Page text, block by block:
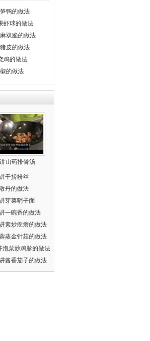
鸭的做法
虾球的做法
双脆的做法
皮的做法
鸡的做法
的做法
山药排骨汤
干捞粉丝
丹的做法
芽菜哨子面
一碗香的做法
素炒疙瘩的做法
蒸金针菇的做法
泡菜炒鸡胗的做法
酱香茄子的做法